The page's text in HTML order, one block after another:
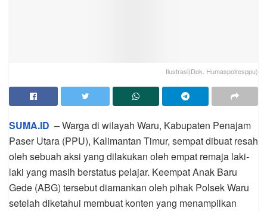
Ilustrasi(Dok. Humaspolresppu)
SUMA.ID – Warga di wilayah Waru, Kabupaten Penajam
Paser Utara (PPU), Kalimantan Timur, sempat dibuat resah
oleh sebuah aksi yang dilakukan oleh empat remaja laki-
laki yang masih berstatus pelajar. Keempat Anak Baru
Gede (ABG) tersebut diamankan oleh pihak Polsek Waru
setelah diketahui membuat konten yang menampilkan